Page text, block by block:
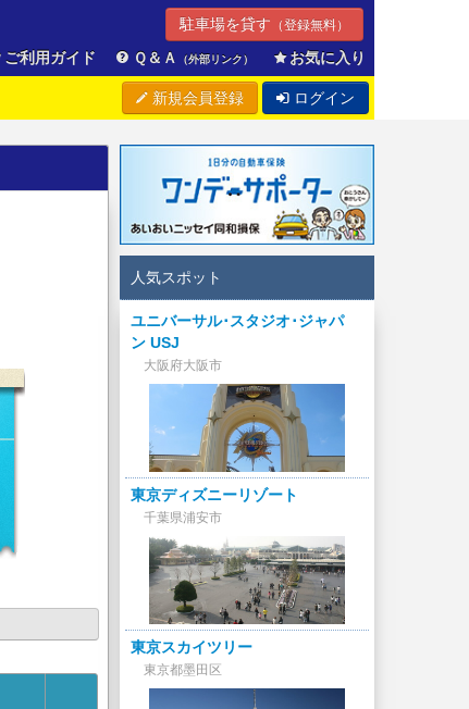
駐車場を貸す （登録無料）
ご利用ガイド Ｑ＆Ａ （外部リンク） お気に入り
新規会員登録 ログイン
人気スポット
ユニバーサル･スタジオ･ジャパ
ン USJ
大阪府大阪市
東京ディズニーリゾート
千葉県浦安市
東京スカイツリー
東京都墨田区